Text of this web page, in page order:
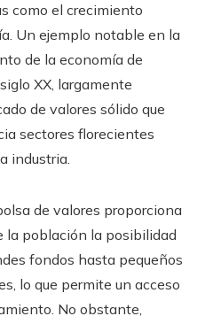
como el crecimiento
Un ejemplo notable en la
de la economía de
XX, largamente
de valores sólido que
sectores florecientes
industria.
de valores proporciona
la población la posibilidad
fondos hasta pequeños
lo que permite un acceso
No obstante,